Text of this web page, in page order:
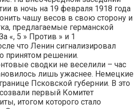
в ночь на 19 февраля 1918 года
чашу весов в свою сторону и
предлагаемые германской
«, 5 » Против » и 1
что Ленин сигнализировал
принятом решении.
сводки не веселили – час
лишь ужаснее. Немецкие
Псковской губернии. В это
первый Комитет
итогом которого стало